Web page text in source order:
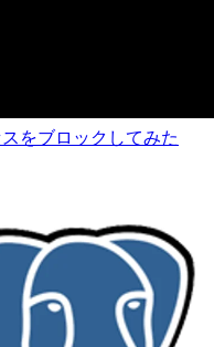
をブロックしてみた